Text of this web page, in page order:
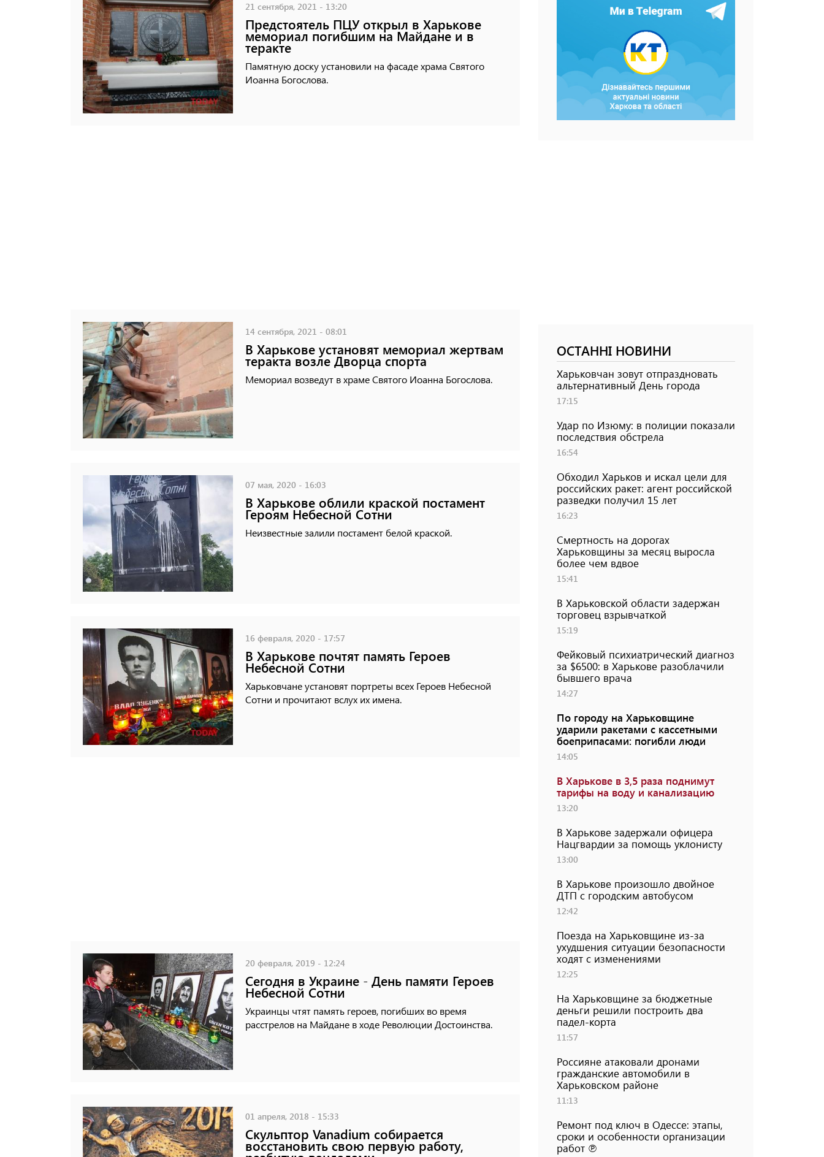
21 сентября, 2021 - 13:20
Предстоятель ПЦУ открыл в Харькове
мемориал погибшим на Майдане и в
теракте
Памятную доску установили на фасаде храма Святого
Иоанна Богослова.
14 сентября, 2021 - 08:01
В Харькове установят мемориал жертвам
теракта возле Дворца спорта
Мемориал возведут в храме Святого Иоанна Богослова.
07 мая, 2020 - 16:03
В Харькове облили краской постамент
Героям Небесной Сотни
Неизвестные залили постамент белой краской.
16 февраля, 2020 - 17:57
В Харькове почтят память Героев
Небесной Сотни
Харьковчане установят портреты всех Героев Небесной
Сотни и прочитают вслух их имена.
20 февраля, 2019 - 12:24
Сегодня в Украине - День памяти Героев
Небесной Сотни
Украинцы чтят память героев, погибших во время
расстрелов на Майдане в ходе Революции Достоинства.
01 апреля, 2018 - 15:33
Скульптор Vanadium собирается
восстановить свою первую работу,
ОСТАННІ НОВИНИ
Харьковчан зовут отпраздновать
альтернативный День города
17:15
Удар по Изюму: в полиции показали
последствия обстрела
16:54
Обходил Харьков и искал цели для
российских ракет: агент российской
разведки получил 15 лет
16:23
Смертность на дорогах
Харьковщины за месяц выросла
более чем вдвое
15:41
В Харьковской области задержан
торговец взрывчаткой
15:19
Фейковый психиатрический диагноз
за $6500: в Харькове разоблачили
бывшего врача
14:27
По городу на Харьковщине
ударили ракетами с кассетными
боеприпасами: погибли люди
14:05
В Харькове в 3,5 раза поднимут
тарифы на воду и канализацию
13:20
В Харькове задержали офицера
Нацгвардии за помощь уклонисту
13:00
В Харькове произошло двойное
ДТП с городским автобусом
12:42
Поезда на Харьковщине из-за
ухудшения ситуации безопасности
ходят с изменениями
12:25
На Харьковщине за бюджетные
деньги решили построить два
падел-корта
11:57
Россияне атаковали дронами
гражданские автомобили в
Харьковском районе
11:13
Ремонт под ключ в Одессе: этапы,
сроки и особенности организации
работ ℗